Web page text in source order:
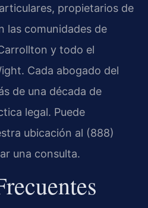
propietarios de
las comunidades de
y todo el
Cada abogado del
de una década de
legal. Puede
ubicación al (888)
una consulta.